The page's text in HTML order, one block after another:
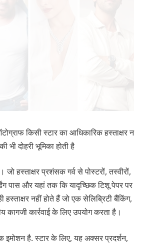
किसी स्टार का आधिकारिक हस्ताक्षर न
भी दोहरी भूमिका होती है
हस्ताक्षर प्रशंसक गर्व से पोस्टरों, तस्वीरों,
पास और यहां तक ​​कि यादृच्छिक टिशू पेपर पर
नहीं होते हैं जो एक सेलिब्रिटी बैंकिंग,
कागजी कार्रवाई के लिए उपयोग करता है।
है. स्टार के लिए, यह अक्सर प्रदर्शन,